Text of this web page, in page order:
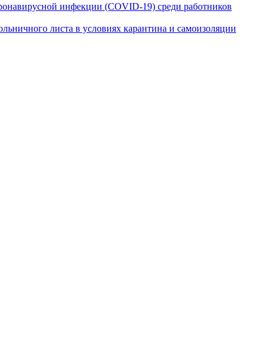
инфекции (COVID-19) среди работников
листа в условиях карантина и самоизоляции